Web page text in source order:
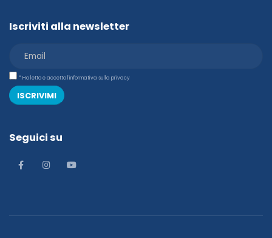
Iscriviti alla newsletter
* Ho letto e accetto l'informativa sulla privacy
ISCRIVIMI
Seguici su